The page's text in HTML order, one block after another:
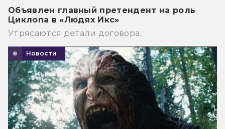
Объявлен главный претендент на роль
Циклопа в «Людях Икс»
Утрясаются детали договора.
Новости